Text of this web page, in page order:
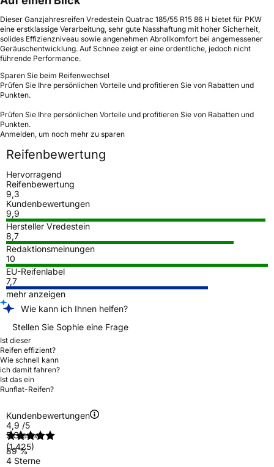
Dieser Ganzjahresreifen Vredestein Quatrac 185/55 R15 86 H bietet für PKW
eine erstklassige Verarbeitung, sehr gute Nasshaftung mit hoher Sicherheit,
solides Effizienzniveau sowie angenehmen Abrollkomfort bei angemessener
Geräuschentwicklung. Auf Schnee zeigt er eine ordentliche, jedoch nicht
führende Performance.
Sparen Sie beim Reifenwechsel
Prüfen Sie Ihre persönlichen Vorteile und profitieren Sie von Rabatten und
Punkten.
Prüfen Sie Ihre persönlichen Vorteile und profitieren Sie von Rabatten und
Punkten.
Anmelden, um noch mehr zu sparen
Reifenbewertung
Hervorragend
Reifenbewertung
9,3
Kundenbewertungen
9,9
Hersteller Vredestein
8,7
Redaktionsmeinungen
10
EU-Reifenlabel
7,7
mehr anzeigen
Wie kann ich Ihnen helfen?
Stellen Sie Sophie eine Frage
Ist dieser
Reifen effizient?
Wie schnell kann
ich damit fahren?
Ist das ein
Runflat-Reifen?
Kundenbewertungen
4,9 /5
(1.425)
5 Sterne
89 %
4 Sterne